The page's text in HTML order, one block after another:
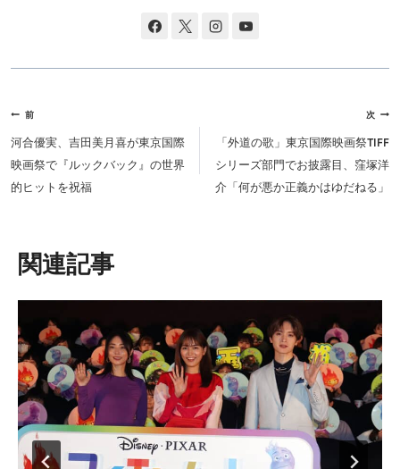
投
稿
ナ
ビ
シ
ョ
ン
前
河合優実、吉田美月喜が東京国際
映画祭で『ルックバック』の世界
的ヒットを祝福
次
「外道の歌」東京国際映画祭TIFF
シリーズ部門でお披露目、窪塚洋
介「何が悪か正義かはゆだねる」
類似投稿